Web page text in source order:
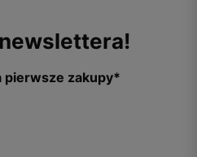
pierwsze zakupy*